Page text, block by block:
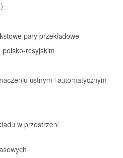
pary przekładowe
ustnym i automatycznym
w przestrzeni